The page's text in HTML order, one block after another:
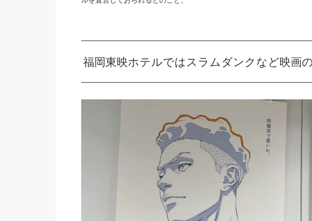
福岡東映ホテルではスラムダンクなど映画